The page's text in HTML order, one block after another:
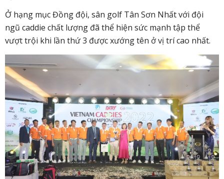
Ở hạng mục Đồng đội, sân golf Tân Sơn Nhất với đội
ngũ caddie chất lượng đã thể hiện sức mạnh tập thể
vượt trội khi lần thứ 3 được xướng tên ở vị trí cao nhất.